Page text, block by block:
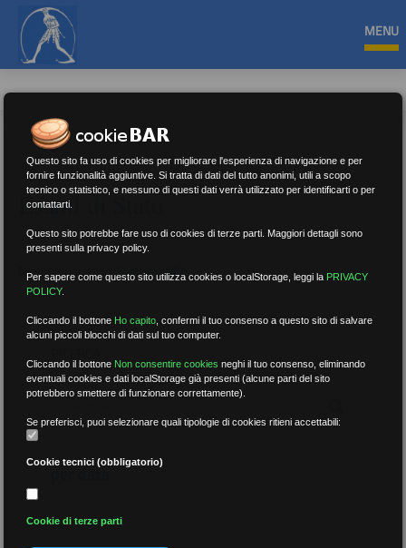
MENU
Esami di Stato
Nessun risultato.Rimuovi filtri
per data
Questo sito fa uso di cookies per migliorare l'esperienza di navigazione e per
fornire funzionalità aggiuntive. Si tratta di dati del tutto anonimi, utili a scopo
tecnico o statistico, e nessuno di questi dati verrà utilizzato per identificarti o per
contattarti.
Questo sito potrebbe fare uso di cookies di terze parti. Maggiori dettagli sono
presenti sulla privacy policy.
Per sapere come questo sito utilizza cookies o localStorage, leggi la PRIVACY
POLICY.
Cliccando il bottone Ho capito ,confermi il tuo consenso a questo sito di salvare
alcuni piccoli blocchi di dati sul tuo computer.
Cliccando il bottone Non consentire cookies neghi il tuo consenso, eliminando
eventuali cookies e dati localStorage già presenti (alcune parti del sito
potrebbero smettere di funzionare correttamente).
Se preferisci, puoi selezionare quali tipologie di cookies ritieni accettabili:
Cookie tecnici (obbligatorio)
Cookie di terze parti